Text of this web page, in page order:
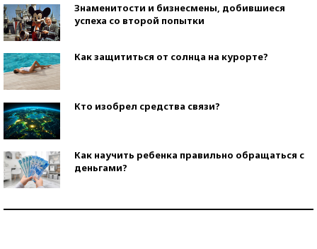
Знаменитости и бизнесмены, добившиеся
успеха со второй попытки
Как защититься от солнца на курорте?
Кто изобрел средства связи?
Как научить ребенка правильно обращаться с
деньгами?